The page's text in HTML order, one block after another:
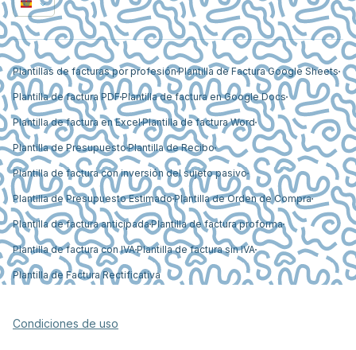
Plantillas de facturas por profesiónPlantilla de Factura Google Sheets
Plantilla de factura PDFPlantilla de factura en Google Docs
Plantilla de factura en ExcelPlantilla de factura Word
Plantilla de PresupuestoPlantilla de Recibo
Plantilla de factura con inversión del sujeto pasivo
Plantilla de Presupuesto EstimadoPlantilla de Orden de Compra
Plantilla de factura anticipadaPlantilla de factura proforma
Plantilla de factura con IVAPlantilla de factura sin IVA
Plantilla de Factura Rectificativa
Condiciones de uso